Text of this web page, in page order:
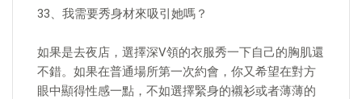
33、我需要秀身材來吸引她嗎？
如果是去夜店，選擇深V領的衣服秀一下自己的胸肌還
不錯。如果在普通場所第一次約會，你又希望在對方
眼中顯得性感一點，不如選擇緊身的襯衫或者薄薄的